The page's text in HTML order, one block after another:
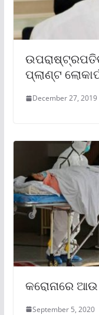
ପ୍ଲାଣ୍ଟ
December 27, 2019
କରୋନାରେ
September 5, 2020